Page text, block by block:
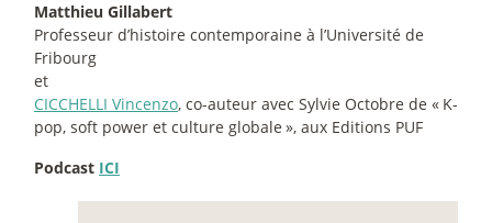
Matthieu Gillabert
Professeur d’histoire contemporaine à l’Université de
Fribourg
et
CICCHELLI Vincenzo, co-auteur avec Sylvie Octobre de « K-
pop, soft power et culture globale », aux Editions PUF
Podcast ICI